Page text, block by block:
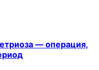
— операция,